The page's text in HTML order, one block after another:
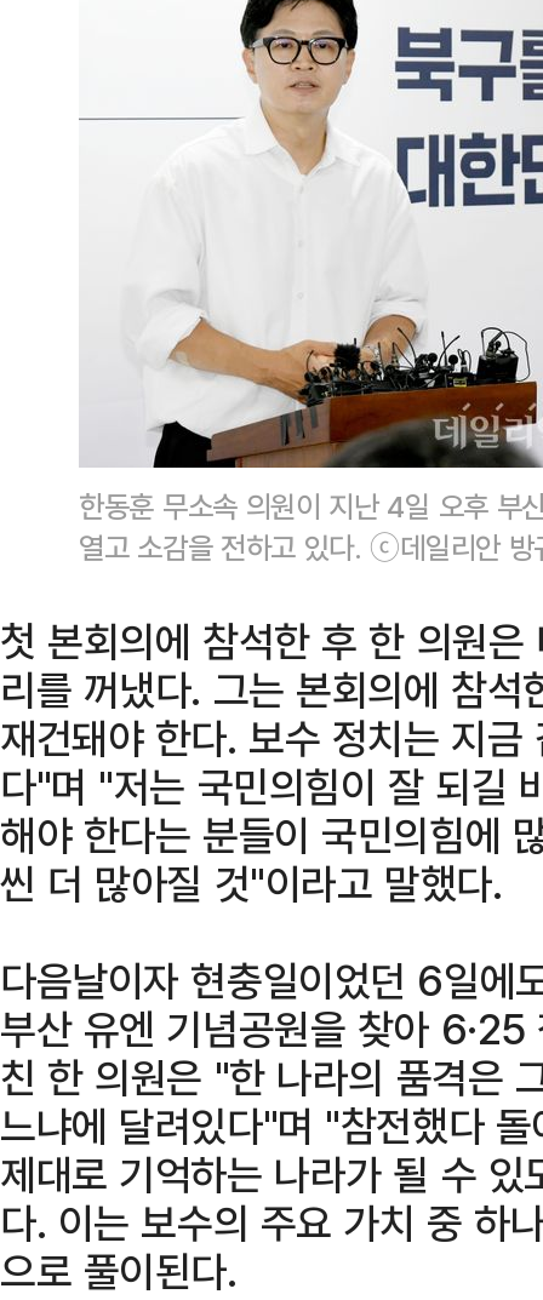
한동훈 무소속 의원이 지난 4일 오후 부
열고 소감을 전하고 있다. ⓒ데일리안 방
첫 본회의에 참석한 후 한 의원
리를 꺼냈다. 그는 본회의에 참
재건돼야 한다. 보수 정치는 지
다"며 "저는 국민의힘이 잘 되길
해야 한다는 분들이 국민의힘에
씬 더 많아질 것"이라고 말했다.
다음날이자 현충일이었던 6일에
부산 유엔 기념공원을 찾아
친 한 의원은 "한 나라의 품격은
느냐에 달려있다"며 "참전했다
제대로 기억하는 나라가 될 수
다. 이는 보수의 주요 가치 중 하
으로 풀이된다.